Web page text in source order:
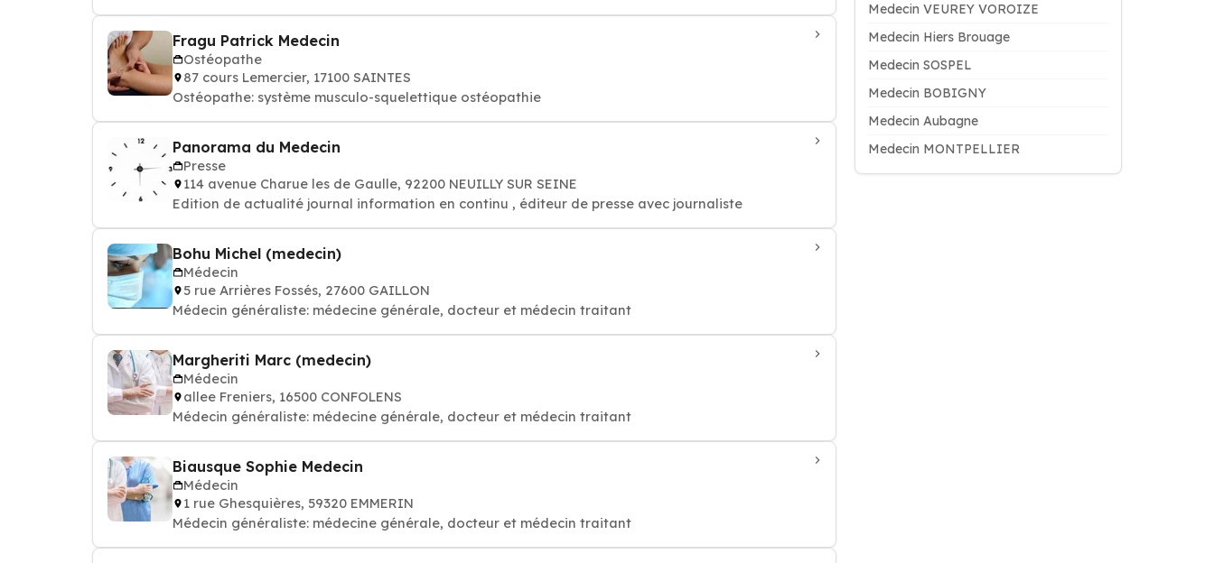
Fragu Patrick Medecin
Ostéopathe
87 cours Lemercier, 17100 SAINTES
Ostéopathe: système musculo-squelettique ostéopathie
Panorama du Medecin
Presse
114 avenue Charue les de Gaulle, 92200 NEUILLY SUR SEINE
Edition de actualité journal information en continu , éditeur de presse avec journaliste
Bohu Michel (medecin)
Médecin
5 rue Arrières Fossés, 27600 GAILLON
Médecin généraliste: médecine générale, docteur et médecin traitant
Margheriti Marc (medecin)
Médecin
allee Freniers, 16500 CONFOLENS
Médecin généraliste: médecine générale, docteur et médecin traitant
Biausque Sophie Medecin
Médecin
1 rue Ghesquières, 59320 EMMERIN
Médecin généraliste: médecine générale, docteur et médecin traitant
Medecin VEUREY VOROIZE
Medecin Hiers Brouage
Medecin SOSPEL
Medecin BOBIGNY
Medecin Aubagne
Medecin MONTPELLIER